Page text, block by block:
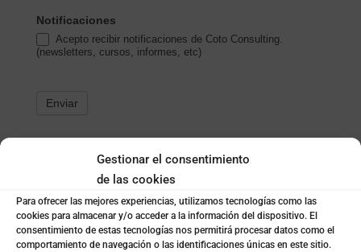
Gestionar el consentimiento
de las cookies
Para ofrecer las mejores experiencias, utilizamos tecnologías como las
cookies para almacenar y/o acceder a la información del dispositivo. El
consentimiento de estas tecnologías nos permitirá procesar datos como el
comportamiento de navegación o las identificaciones únicas en este sitio.
Notificaciones
Acepto recibir notificaciones de Coto Consulting.
(newsletters, cursos, informes, etc)
Enviar